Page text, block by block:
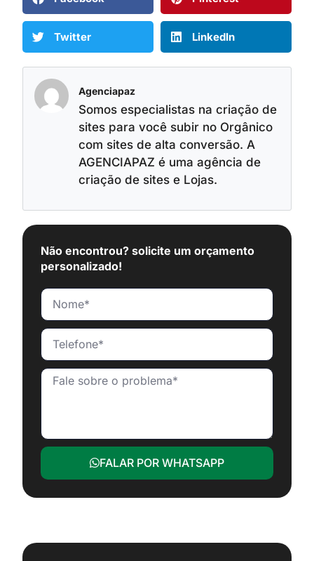
Twitter LinkedIn
Agenciapaz
Somos especialistas na criação de
sites para você subir no Orgânico
com sites de alta conversão. A
AGENCIAPAZ é uma agência de
criação de sites e Lojas.
Não encontrou? solicite um orçamento
personalizado!
FALAR POR WHATSAPP